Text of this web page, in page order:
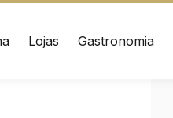
Lojas Gastronomia